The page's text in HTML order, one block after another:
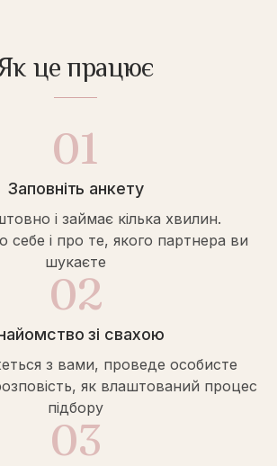
це працює
01
Заповніть анкету
і займає кілька хвилин.
себе і про те, якого партнера ви
шукаєте
02
зі свахою
з вами, проведе особисте
як влаштований процес
підбору
03